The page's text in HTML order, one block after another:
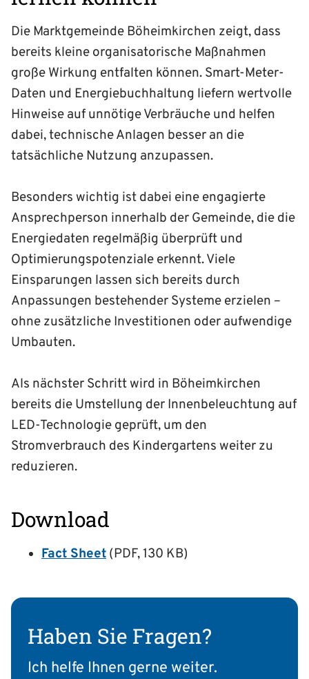
Die Marktgemeinde Böheimkirchen zeigt, dass
bereits kleine organisatorische Maßnahmen
große Wirkung entfalten können. Smart-Meter-
Daten und Energiebuchhaltung liefern wertvolle
Hinweise auf unnötige Verbräuche und helfen
dabei, technische Anlagen besser an die
tatsächliche Nutzung anzupassen.
Besonders wichtig ist dabei eine engagierte
Ansprechperson innerhalb der Gemeinde, die die
Energiedaten regelmäßig überprüft und
Optimierungspotenziale erkennt. Viele
Einsparungen lassen sich bereits durch
Anpassungen bestehender Systeme erzielen –
ohne zusätzliche Investitionen oder aufwendige
Umbauten.
Als nächster Schritt wird in Böheimkirchen
bereits die Umstellung der Innenbeleuchtung auf
LED-Technologie geprüft, um den
Stromverbrauch des Kindergartens weiter zu
reduzieren.
Download
Fact Sheet (PDF, 130 KB)
Haben Sie Fragen?
Ich helfe Ihnen gerne weiter.